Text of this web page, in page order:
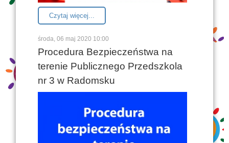
Czytaj więcej...
środa, 06 maj 2020 10:00
Procedura Bezpieczeństwa na
terenie Publicznego Przedszkola
nr 3 w Radomsku